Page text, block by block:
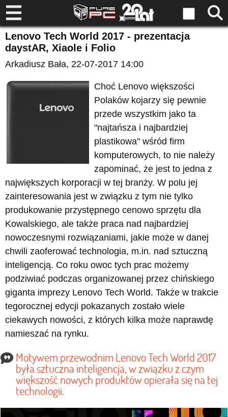
Lenovo Tech World 2017 - prezentacja
daystAR, Xiaole i Folio
Arkadiusz Bała, 22-07-2017 14:00
Choć Lenovo większości
Polaków kojarzy się pewnie
przede wszystkim jako ta
"najtańsza i najbardziej
plastikowa" wśród firm
komputerowych, to nie należy
zapominać, że jest to jedna z
największych korporacji w tej branży. W polu jej
zainteresowania jest w związku z tym nie tylko
produkowanie przystępnego cenowo sprzętu dla
Kowalskiego, ale także praca nad najbardziej
nowoczesnymi rozwiązaniami, jakie może w danej
chwili zaoferować technologia, m.in. nad sztuczną
inteligencją. Co roku owoc tych prac możemy
podziwiać podczas organizowanej przez chińskiego
giganta imprezy Lenovo Tech World. Także w trakcie
tegorocznej edycji pokazanych zostało wiele
ciekawych nowości, z których kilka może naprawdę
namieszać na rynku.
Motywem przewodnim Lenovo Tech World 2017
była sztuczna inteligencja, w związku z czym
większość nowych produktów opierała się na tej
technologii.